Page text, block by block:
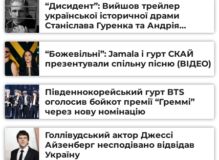
“Дисидент”: Вийшов трейлер
української історичної драми
Станіслава Гуренка та Андрія
Алфьорова (ВІДЕО)
“Божевільні”: Jamala і гурт СКАЙ
презентували спільну пісню (ВІДЕО)
Південнокорейський гурт BTS
оголосив бойкот премії “Греммі”
через нову номінацію
Голлівудський актор Джессі
Айзенберг несподівано відвідав
Україну